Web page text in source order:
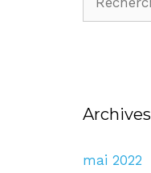
Archives
mai 2022